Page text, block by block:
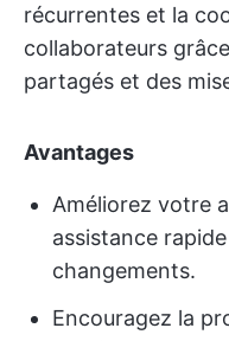
récurrentes et la
collaborateurs
partagés et des
Avantages
Améliorez votre
assistance
changements.
Encouragez la